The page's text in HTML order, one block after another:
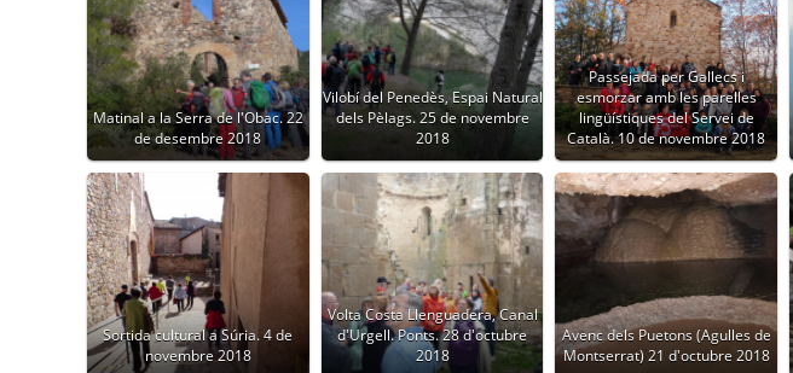
Matinal a la Serra de l'Obac. 22
de desembre 2018
Vilobí del Penedès, Espai Natural
dels Pèlags. 25 de novembre
2018
Passejada per Gallecs i
esmorzar amb les parelles
lingüístiques del Servei de
Català. 10 de novembre 2018
Sortida cultural a Súria. 4 de
novembre 2018
Volta Costa Llenguadera, Canal
d'Urgell. Ponts. 28 d'octubre
2018
Avenc dels Puetons (Agulles de
Montserrat) 21 d'octubre 2018